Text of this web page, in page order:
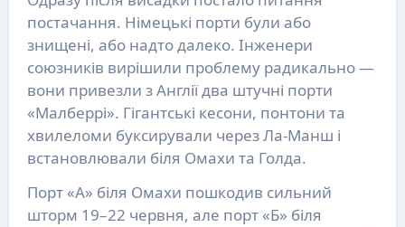
постачання. Німецькі порти були або
знищені, або надто далеко. Інженери
союзників вирішили проблему радикально —
вони привезли з Англії два штучні порти
«Малберрі». Гігантські кесони, понтони та
хвилеломи буксирували через Ла-Манш і
встановлювали біля Омахи та Голда.
Порт «А» біля Омахи пошкодив сильний
шторм 19–22 червня, але порт «Б» біля